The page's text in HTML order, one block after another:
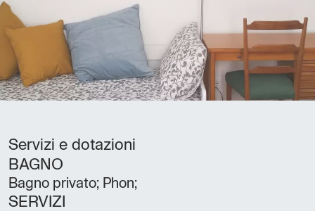
Servizi e dotazioni
BAGNO
Bagno privato; Phon;
SERVIZI